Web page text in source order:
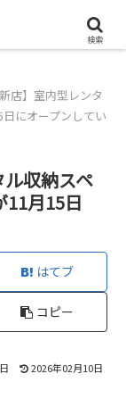
ディア ／
店】室内型レンタ
にオープンしてい
ル収納スペ
11月15日
はてブ
コピー
2026年02月10日
検索